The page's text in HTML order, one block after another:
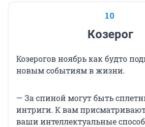
10
Козерог
Козерогов ноябрь как будто
новым событиям в жизни.
— За спиной могут быть
интриги. К вам
ваши интеллектуальные